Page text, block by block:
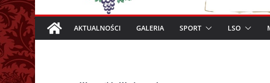
AKTUALNOŚCI GALERIA SPORT LSO